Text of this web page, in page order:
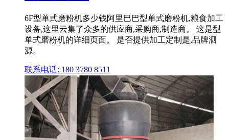
6F型单式磨粉机多少钱阿里巴巴型单式磨粉机,粮食加工
设备,这里云集了众多的供应商,采购商,制造商。 这是型
单式磨粉机的详细页面。 是否提供加工定制是,品牌泗
源。
联系电话: 180 3780 8511